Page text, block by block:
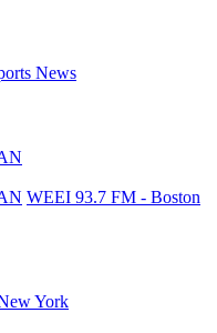
News
WEEI 93.7 FM - Boston
York